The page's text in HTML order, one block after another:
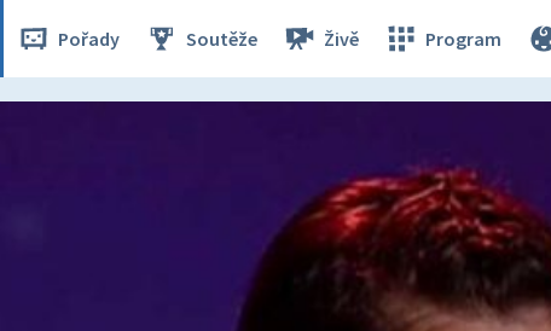
Pořady Soutěže Živě Program